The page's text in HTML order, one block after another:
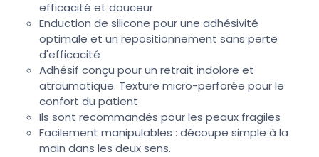
efficacité et douceur
Enduction de silicone pour une adhésivité
optimale et un repositionnement sans perte
d'efficacité
Adhésif conçu pour un retrait indolore et
atraumatique. Texture micro-perforée pour le
confort du patient
Ils sont recommandés pour les peaux fragiles
Facilement manipulables : découpe simple à la
main dans les deux sens.